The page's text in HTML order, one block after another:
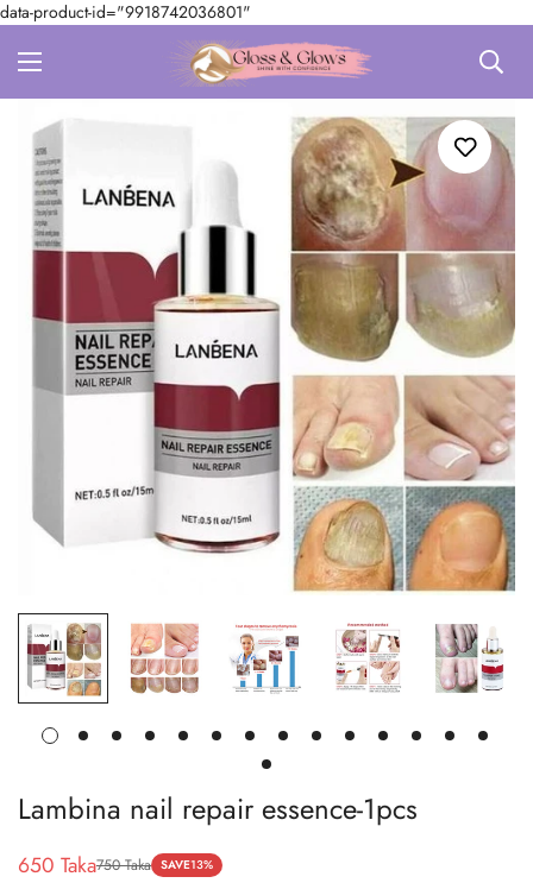
data-product-id="9918742036801"
Lambina nail repair essence-1pcs
Sale
650 Taka
Regular
750 Taka SAVE13%